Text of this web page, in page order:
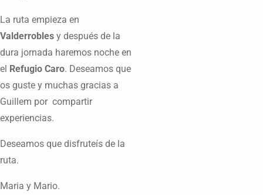
La ruta empieza en
Valderrobles y después de la
dura jornada haremos noche en
el Refugio Caro. Deseamos que
os guste y muchas gracias a
Guillem por compartir
experiencias.
Deseamos que disfruteís de la
ruta.
Maria y Mario.